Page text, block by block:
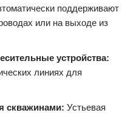
поддерживают
или на выходе из
устройства:
линиях для
скважинами: Устьевая